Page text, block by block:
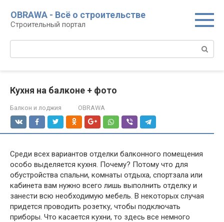
контенту
OBRAWA - Всё о строительстве
Строительный портал
Кухня на балконе + фото
Балкон и лоджия OBRAWA
Среди всех вариантов отделки балконного помещения
особо выделяется кухня. Почему? Потому что для
обустройства спальни, комнаты отдыха, спортзала или
кабинета вам нужно всего лишь выполнить отделку и
занести всю необходимую мебель. В некоторых случая
придется проводить розетку, чтобы подключать
приборы. Что касается кухни, то здесь все немного